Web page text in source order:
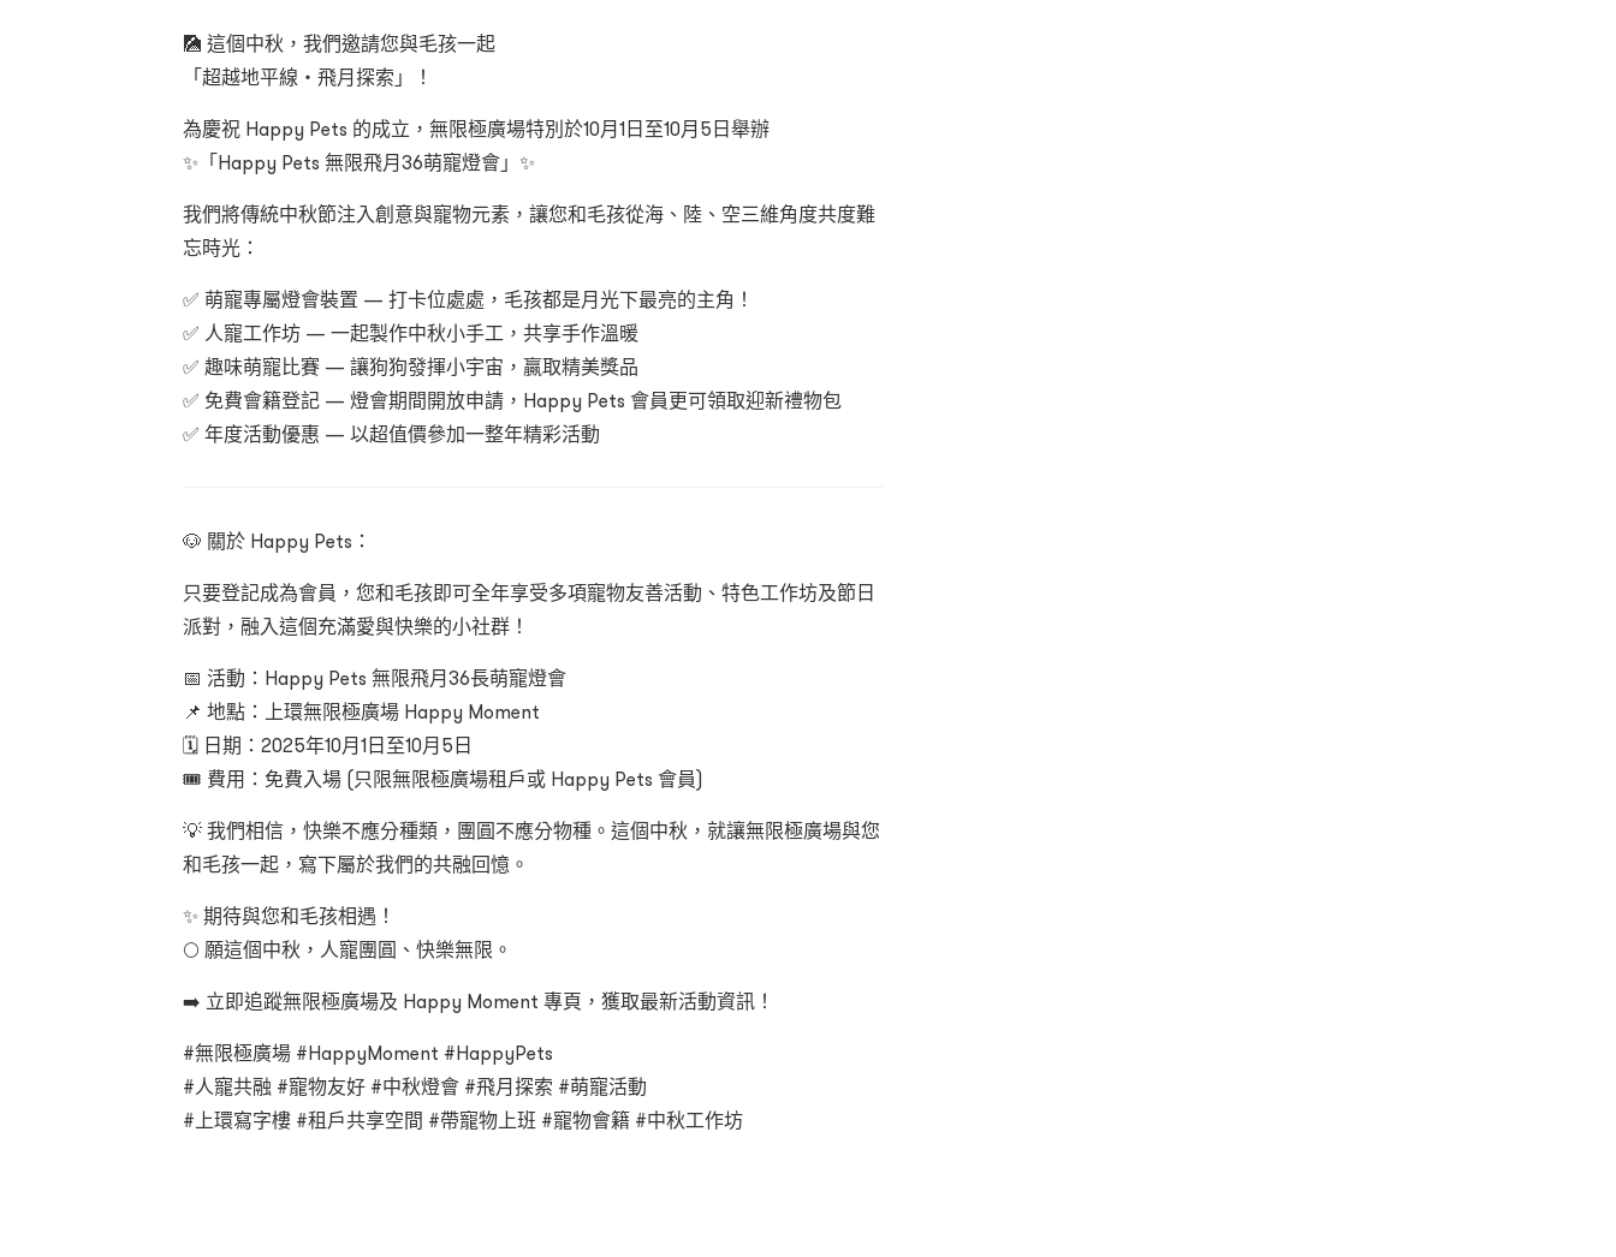
🎑 這個中秋，我們邀請您與毛孩一起
「超越地平線・飛月探索」！
為慶祝 Happy Pets 的成立，無限極廣場特別於10月1日至10月5日舉辦
✨「Happy Pets 無限飛月36萌寵燈會」✨
我們將傳統中秋節注入創意與寵物元素，讓您和毛孩從海、陸、空三維角度共度難
忘時光：
✅ 萌寵專屬燈會裝置 — 打卡位處處，毛孩都是月光下最亮的主角！
✅ 人寵工作坊 — 一起製作中秋小手工，共享手作溫暖
✅ 趣味萌寵比賽 — 讓狗狗發揮小宇宙，贏取精美獎品
✅ 免費會籍登記 — 燈會期間開放申請，Happy Pets 會員更可領取迎新禮物包
✅ 年度活動優惠 — 以超值價參加一整年精彩活動
🐶 關於 Happy Pets：
只要登記成為會員，您和毛孩即可全年享受多項寵物友善活動、特色工作坊及節日
派對，融入這個充滿愛與快樂的小社群！
📅 活動：Happy Pets 無限飛月36⾧萌寵燈會
📌 地點：上環無限極廣場 Happy Moment
🗓 日期：2025年10月1日至10月5日
🎟 費用：免費入場 (只限無限極廣場租戶或 Happy Pets 會員)
💡 我們相信，快樂不應分種類，團圓不應分物種。這個中秋，就讓無限極廣場與您
和毛孩一起，寫下屬於我們的共融回憶。
✨ 期待與您和毛孩相遇！
🌕 願這個中秋，人寵團圓、快樂無限。
➡️ 立即追蹤無限極廣場及 Happy Moment 專頁，獲取最新活動資訊！
#無限極廣場 #HappyMoment #HappyPets
#人寵共融 #寵物友好 #中秋燈會 #飛月探索 #萌寵活動
#上環寫字樓 #租戶共享空間 #帶寵物上班 #寵物會籍 #中秋工作坊